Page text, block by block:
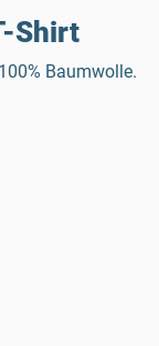
Shirt
Baumwolle.